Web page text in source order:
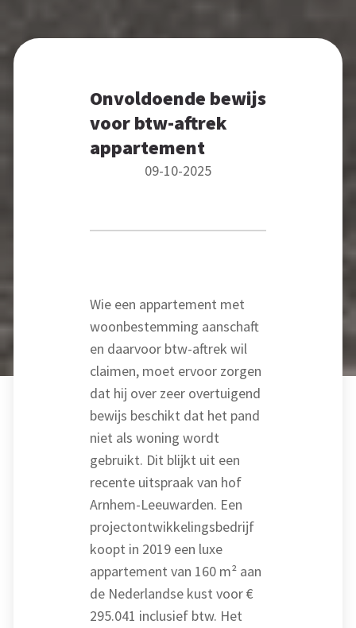
Onvoldoende bewijs
voor btw-aftrek
appartement
09-10-2025
Wie een appartement met
woonbestemming aanschaft
en daarvoor btw-aftrek wil
claimen, moet ervoor zorgen
dat hij over zeer overtuigend
bewijs beschikt dat het pand
niet als woning wordt
gebruikt. Dit blijkt uit een
recente uitspraak van hof
Arnhem-Leeuwarden. Een
projectontwikkelingsbedrijf
koopt in 2019 een luxe
appartement van 160 m² aan
de Nederlandse kust voor €
295.041 inclusief btw. Het